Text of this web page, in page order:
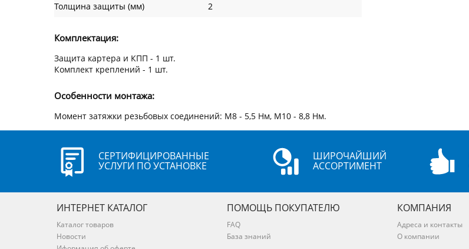
Толщина защиты (мм)
2
Комплектация:
Защита картера и КПП - 1 шт.
Комплект креплений - 1 шт.
Особенности монтажа:
Момент затяжки резьбовых соединений: М8 - 5,5 Нм, М10 - 8,8 Нм.
СЕРТИФИЦИРОВАННЫЕ
УСЛУГИ ПО УСТАНОВКЕ
ШИРОЧАЙШИЙ
АССОРТИМЕНТ
ИНТЕРНЕТ КАТАЛОГ
Каталог товаров
Новости
ПОМОЩЬ ПОКУПАТЕЛЮ
FAQ
База знаний
КОМПАНИЯ
Адреса и контакты
О компании